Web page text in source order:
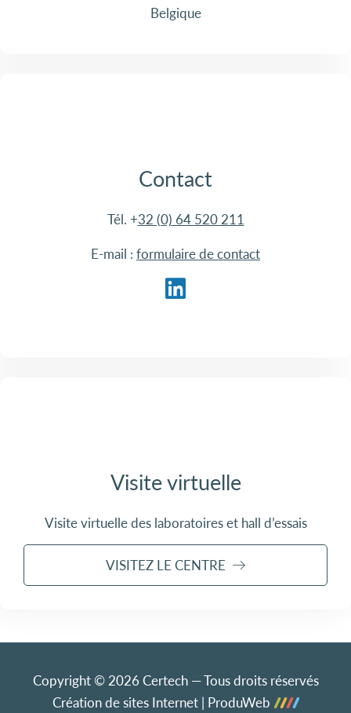
Belgique
Contact
Tél. +32 (0) 64 520 211
E-mail : formulaire de contact
Visite virtuelle
Visite virtuelle des laboratoires et hall d’essais
VISITEZ LE CENTRE
Copyright © 2026 Certech — Tous droits réservés
Création de sites Internet | ProduWeb